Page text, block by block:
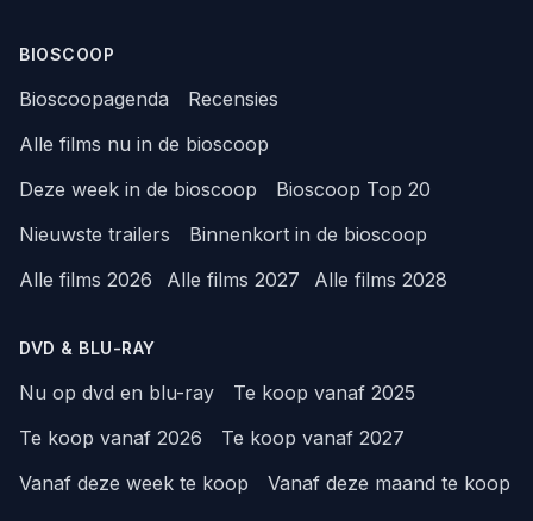
BIOSCOOP
Bioscoopagenda
Recensies
Alle films nu in de bioscoop
Deze week in de bioscoop
Bioscoop Top 20
Nieuwste trailers
Binnenkort in de bioscoop
Alle films 2026
Alle films 2027 Alle films 2028
DVD & BLU-RAY
Nu op dvd en blu-ray
Te koop vanaf 2025
Te koop vanaf 2026
Te koop vanaf 2027
Vanaf deze week te koop
Vanaf deze maand te koop